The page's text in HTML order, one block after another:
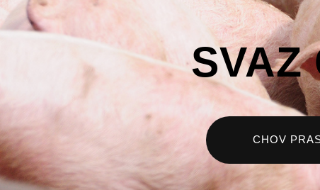
SVAZ
CHOV